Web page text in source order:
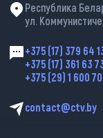
Республика
ул.
+375 (17) 379 64
+375 (17) 361 63
+375 (29) 1 600
contact@ctv.by